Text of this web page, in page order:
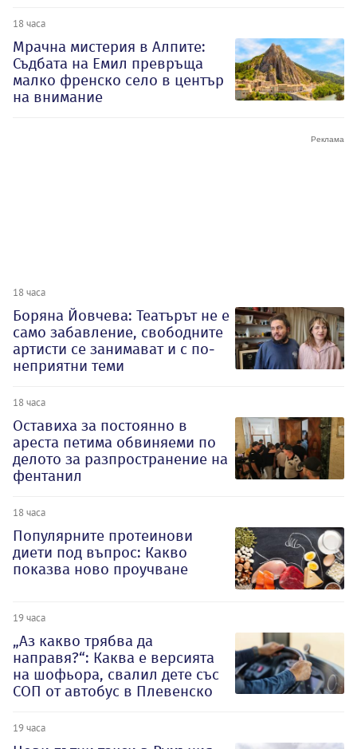
18 часа
Мрачна мистерия в Алпите:
Съдбата на Емил превръща
малко френско село в център
на внимание
18 часа
Боряна Йовчева: Театърът не е
само забавление, свободните
артисти се занимават и с по-
неприятни теми
18 часа
Оставиха за постоянно в
ареста петима обвиняеми по
делото за разпространение на
фентанил
18 часа
Популярните протеинови
диети под въпрос: Какво
показва ново проучване
19 часа
„Аз какво трябва да
направя?“: Каква е версията
на шофьора, свалил дете със
СОП от автобус в Плевенско
19 часа